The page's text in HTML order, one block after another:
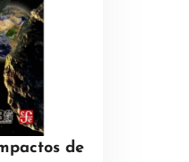
de